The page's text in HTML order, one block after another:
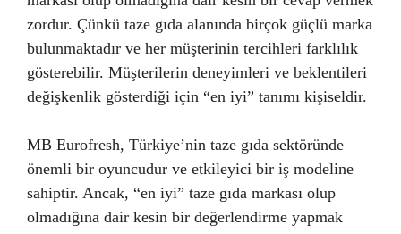
zordur. Çünkü taze gıda alanında birçok güçlü marka
bulunmaktadır ve her müşterinin tercihleri farklılık
gösterebilir. Müşterilerin deneyimleri ve beklentileri
değişkenlik gösterdiği için “en iyi” tanımı kişiseldir.
MB Eurofresh, Türkiye’nin taze gıda sektöründe
önemli bir oyuncudur ve etkileyici bir iş modeline
sahiptir. Ancak, “en iyi” taze gıda markası olup
olmadığına dair kesin bir değerlendirme yapmak